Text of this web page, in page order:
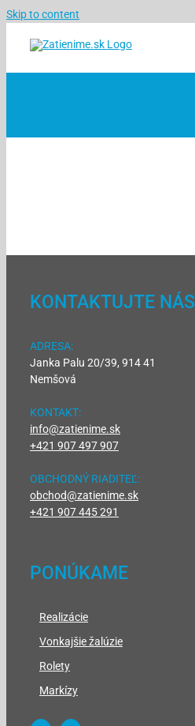
Skip to content
KONTAKTUJTE NÁS
ADRESA:
Janka Palu 20/39, 914 41
Nemšová
KONTAKT:
info@zatienime.sk
+421 907 497 907
OBCHODNÝ RIADITEĽ:
obchod@zatienime.sk
+421 907 445 291
PONÚKAME
Realizácie
Vonkajšie žalúzie
Rolety
Markízy